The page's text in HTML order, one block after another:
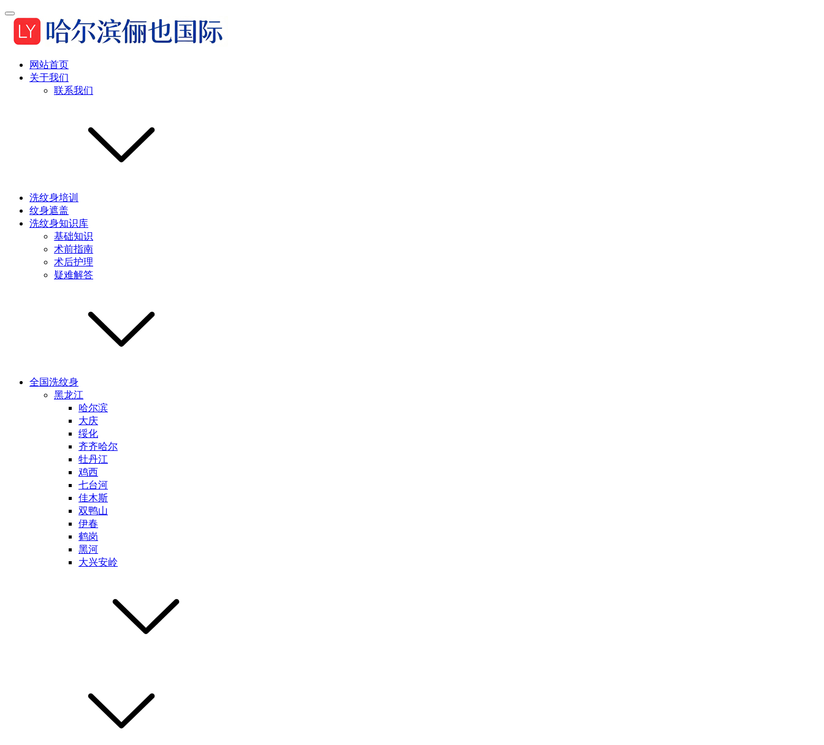
网站首页
关于我们
联系我们
洗纹身培训
纹身遮盖
洗纹身知识库
基础知识
术前指南
术后护理
疑难解答
全国洗纹身
黑龙江
哈尔滨
大庆
绥化
齐齐哈尔
牡丹江
鸡西
七台河
佳木斯
双鸭山
伊春
鹤岗
黑河
大兴安岭